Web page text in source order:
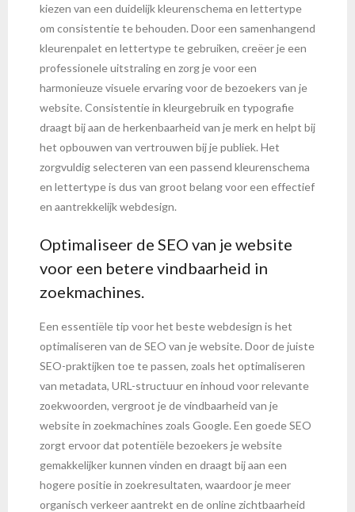
kiezen van een duidelijk kleurenschema en lettertype
om consistentie te behouden. Door een samenhangend
kleurenpalet en lettertype te gebruiken, creëer je een
professionele uitstraling en zorg je voor een
harmonieuze visuele ervaring voor de bezoekers van je
website. Consistentie in kleurgebruik en typografie
draagt bij aan de herkenbaarheid van je merk en helpt bij
het opbouwen van vertrouwen bij je publiek. Het
zorgvuldig selecteren van een passend kleurenschema
en lettertype is dus van groot belang voor een effectief
en aantrekkelijk webdesign.
Optimaliseer de SEO van je website
voor een betere vindbaarheid in
zoekmachines.
Een essentiële tip voor het beste webdesign is het
optimaliseren van de SEO van je website. Door de juiste
SEO-praktijken toe te passen, zoals het optimaliseren
van metadata, URL-structuur en inhoud voor relevante
zoekwoorden, vergroot je de vindbaarheid van je
website in zoekmachines zoals Google. Een goede SEO
zorgt ervoor dat potentiële bezoekers je website
gemakkelijker kunnen vinden en draagt bij aan een
hogere positie in zoekresultaten, waardoor je meer
organisch verkeer aantrekt en de online zichtbaarheid